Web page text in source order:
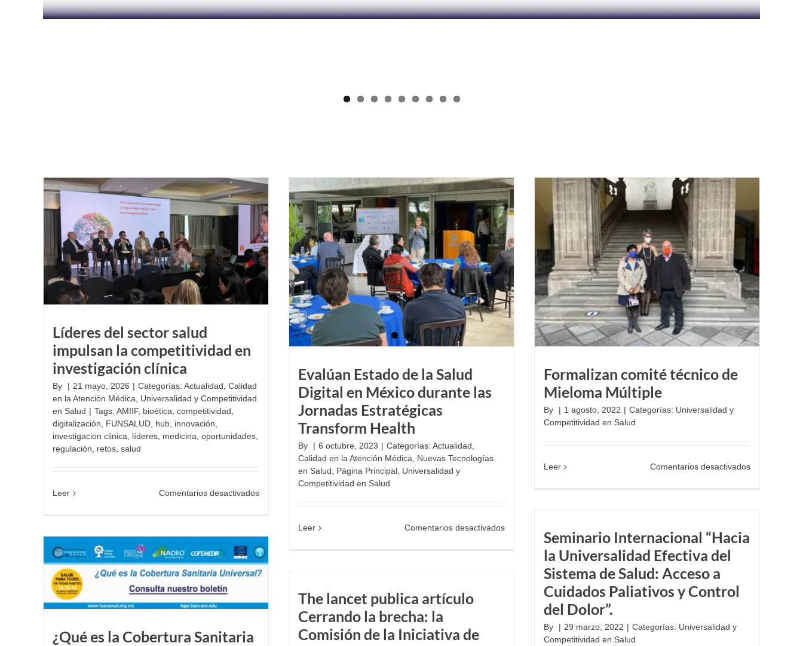
Líderes del sector salud
impulsan la competitividad en
investigación clínica
By | 21 mayo, 2026 | Categorías: Actualidad, Calidad
en la Atención Médica, Universalidad y Competitividad
en Salud | Tags: AMIIF, bioética, competitividad,
digitalización, FUNSALUD, hub, innovación,
investigacion clinica, líderes, medicina, oportunidades,
regulación, retos, salud
Leer Comentarios desactivadosen
impulsan
la
competitividad
investigación
Evalúan Estado de la Salud Digital en México durante las
Jornadas Estratégicas Transform Health
Evalúan Estado de la Salud
Digital en México durante las
Jornadas Estratégicas
Transform Health
By | 6 octubre, 2023 | Categorías: Actualidad
Calidad en la Atención Médica
Nuevas Tecnologías
en Salud
Página Principal Universalidad y
Competitividad en Salud
Leer Comentarios desactivadosen
Formalizan comité técnico de Mieloma Múltiple
Formalizan comité técnico de
Mieloma Múltiple
By | 1 agosto, 2022 | Categorías: Universalidad y
Competitividad en Salud
Leer Comentarios desactivadosen
Seminario Internacional “Hacia
la Universalidad Efectiva del
Sistema de Salud: Acceso a
Cuidados Paliativos y Control
del Dolor”.
By | 29 marzo, 2022 | Categorías: Universalidad y
Competitividad en Salud
¿Qué es la Cobertura Sanitaria
The lancet publica artículo
Cerrando la brecha: la
Comisión de la Iniciativa de